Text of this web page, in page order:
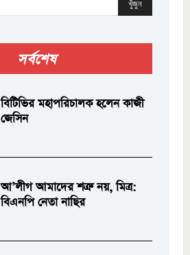
খুঁজুন
সর্বশেষ
বিটিভির মহাপরিচালক হলেন কাজী
জেসিন
আ’লীগ আমাদের শত্রু নয়, মিত্র:
বিএনপি নেতা নাছির